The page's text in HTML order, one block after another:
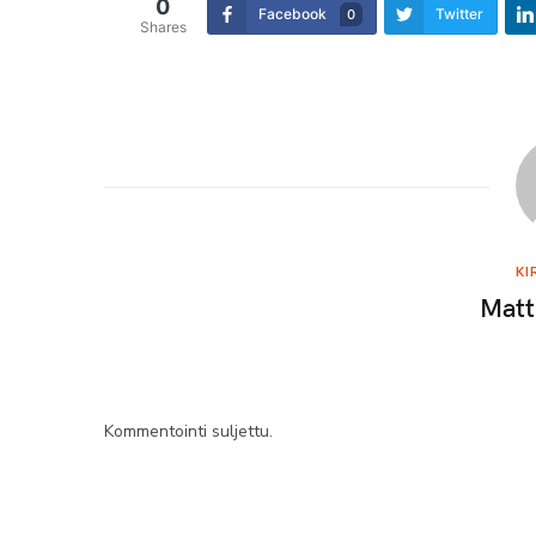
0
Shares
Facebook 0 Twitter
Kommentointi suljettu.